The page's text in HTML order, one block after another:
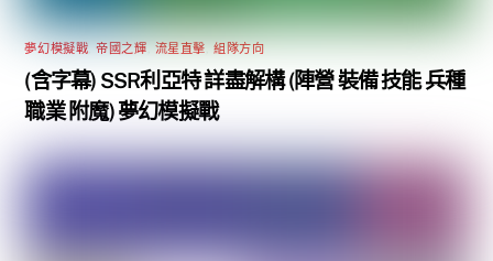
夢幻模擬戰 ,帝國之輝 流星直擊 ,組隊方向
(含字幕) SSR利亞特 詳盡解構 (陣營 裝備 技能 兵種
職業 附魔) 夢幻模擬戰